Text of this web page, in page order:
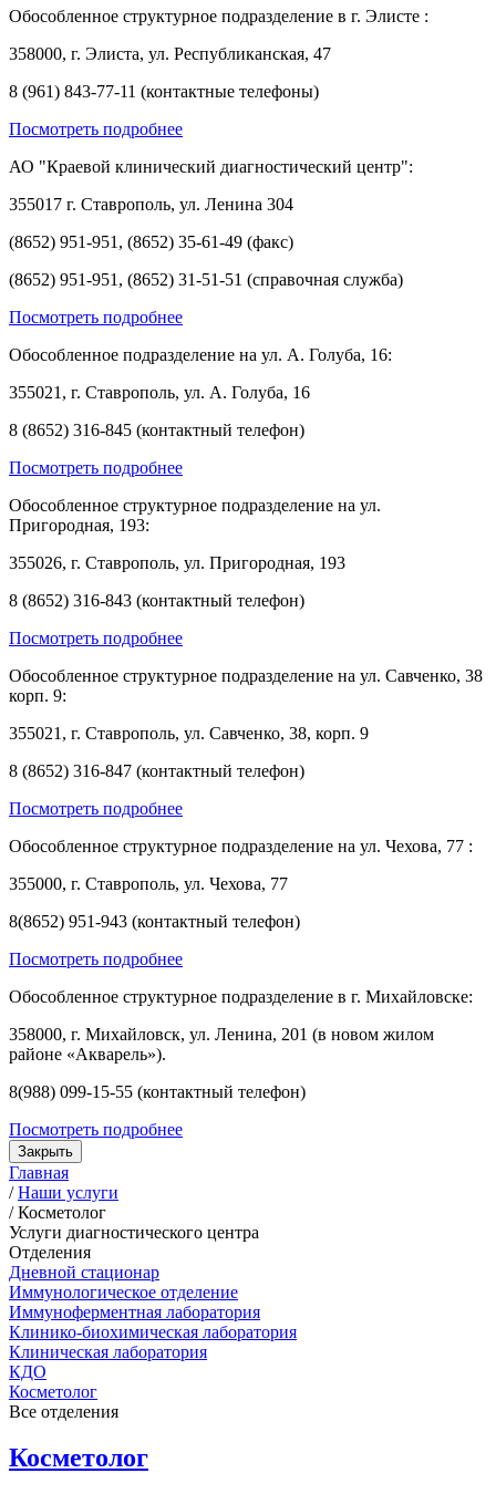
Обособленное структурное подразделение в г. Элисте :
358000, г. Элиста, ул. Республиканская, 47
8 (961) 843-77-11 (контактные телефоны)
Посмотреть подробнее
АО "Краевой клинический диагностический центр":
355017 г. Ставрополь, ул. Ленина 304
(8652) 951-951, (8652) 35-61-49 (факс)
(8652) 951-951, (8652) 31-51-51 (справочная служба)
Посмотреть подробнее
Обособленное подразделение на ул. А. Голуба, 16:
355021, г. Ставрополь, ул. А. Голуба, 16
8 (8652) 316-845 (контактный телефон)
Посмотреть подробнее
Обособленное структурное подразделение на ул.
Пригородная, 193:
355026, г. Ставрополь, ул. Пригородная, 193
8 (8652) 316-843 (контактный телефон)
Посмотреть подробнее
Обособленное структурное подразделение на ул. Савченко, 38
корп. 9:
355021, г. Ставрополь, ул. Савченко, 38, корп. 9
8 (8652) 316-847 (контактный телефон)
Посмотреть подробнее
Обособленное структурное подразделение на ул. Чехова, 77 :
355000, г. Ставрополь, ул. Чехова, 77
8(8652) 951-943 (контактный телефон)
Посмотреть подробнее
Обособленное структурное подразделение в г. Михайловске:
358000, г. Михайловск, ул. Ленина, 201 (в новом жилом
районе «Акварель»).
8(988) 099-15-55 (контактный телефон)
Посмотреть подробнее
Закрыть
Главная
/ Наши услуги
/ Косметолог
Услуги диагностического центра
Отделения
Дневной стационар
Иммунологическое отделение
Иммуноферментная лаборатория
Клинико-биохимическая лаборатория
Клиническая лаборатория
КДО
Косметолог
Все отделения
Косметолог